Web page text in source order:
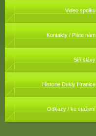
Video spolku
Kontakty / Pište nám
Síň slávy
Historie Dukly Hranice
Odkazy / ke stažení